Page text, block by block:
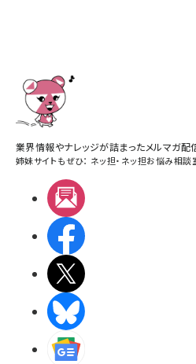
業界情報やナレッジが詰まったメルマガ配
姉妹サイトもぜひ： ネッ担・ ネッ担お悩み相談